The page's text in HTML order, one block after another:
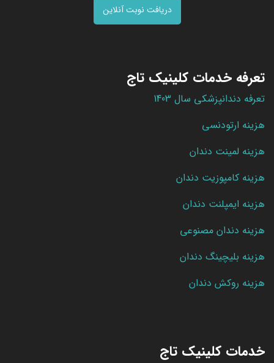
دریافت نوبت آنلاین
تعرفه خدمات کلینیک تاج
تعرفه دندانپزشکی سال 1403
هزینه ارتودنسی
هزینه لمینت دندان
هزینه کامپوزیت دندان
هزینه ایمپلنت دندان
هزینه دندان مصنوعی
هزینه بلیچینگ دندان
هزینه روکش دندان
خدمات کلینیک تاج